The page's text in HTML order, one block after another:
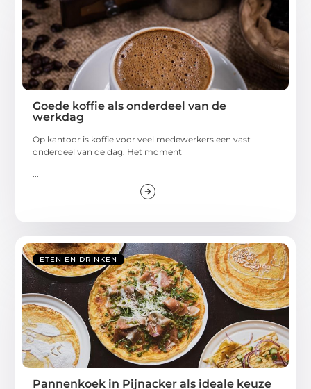
Goede koffie als onderdeel van de
werkdag
Op kantoor is koffie voor veel medewerkers een vast
onderdeel van de dag. Het moment
...
ETEN EN DRINKEN
Pannenkoek in Pijnacker als ideale keuze